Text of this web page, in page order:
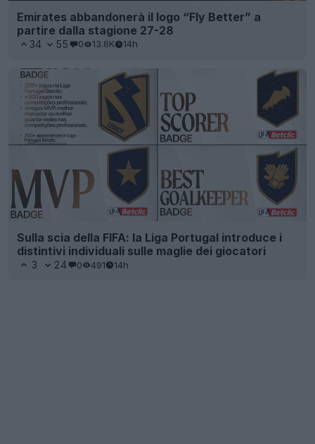
Emirates abbandonerà il logo “Fly Better” a
partire dalla stagione 27-28
34 55 0 13.6K 14h
Sulla scia della FIFA: la Liga Portugal introduce i
distintivi individuali sulle maglie dei giocatori
3 24 0 491 14h